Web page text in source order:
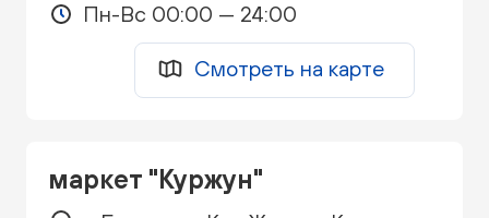
Пн-Вс 00:00 — 24:00
Смотреть на карте
маркет "Куржун"